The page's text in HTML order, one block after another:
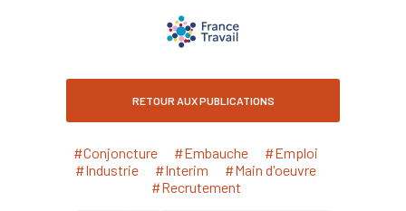
RETOUR AUX PUBLICATIONS
#Conjoncture #Embauche
#Emploi
#Industrie
#Interim
#Main d'oeuvre
#Recrutement